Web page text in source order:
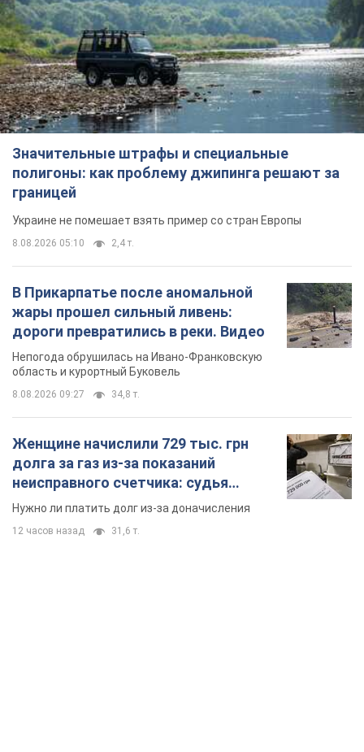
Значительные штрафы и специальные
полигоны: как проблему джипинга решают за
границей
Украине не помешает взять пример со стран Европы
8.08.2026 05:10 2,4 т.
В Прикарпатье после аномальной
жары прошел сильный ливень:
дороги превратились в реки. Видео
Непогода обрушилась на Ивано-Франковскую
область и курортный Буковель
8.08.2026 09:27 34,8 т.
Женщине начислили 729 тыс. грн
долга за газ из-за показаний
неисправного счетчика: судья
вынес неожиданное решение
Нужно ли платить долг из-за доначисления
12 часов назад 31,6 т.